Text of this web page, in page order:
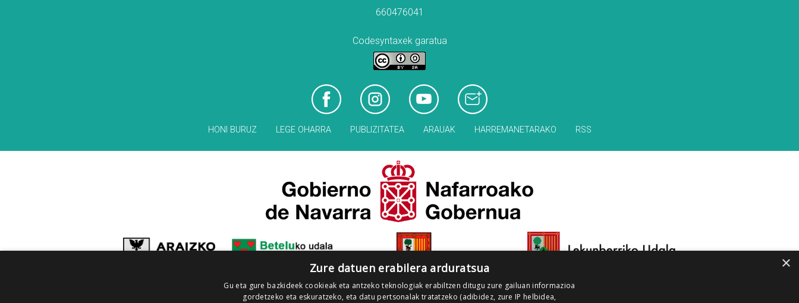
660476041
Codesyntaxek garatua
HONI BURUZ LEGE OHARRA PUBLIZITATEA ARAUAK HARREMANETARAKO RSS
×
Zure datuen erabilera arduratsua
Gu eta gure bazkideek cookieak eta antzeko teknologiak erabiltzen ditugu zure gailuan informazioa
gordetzeko eta eskuratzeko, eta datu pertsonalak tratatzeko (adibidez, zure IP helbidea,